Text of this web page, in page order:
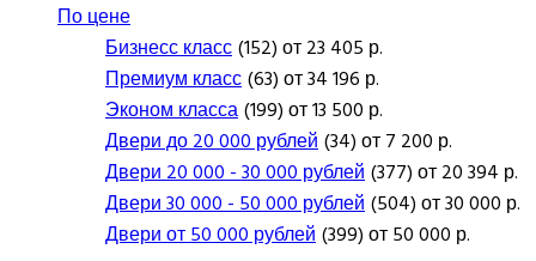
По цене
Бизнесс класс(152) от 23 405 р.
Премиум класс(63) от 34 196 р.
Эконом класса(199) от 13 500 р.
Двери до 20 000 рублей(34) от 7 200 р.
Двери 20 000 - 30 000 рублей(377) от 20 394 р.
Двери 30 000 - 50 000 рублей(504) от 30 000 р.
Двери от 50 000 рублей(399) от 50 000 р.